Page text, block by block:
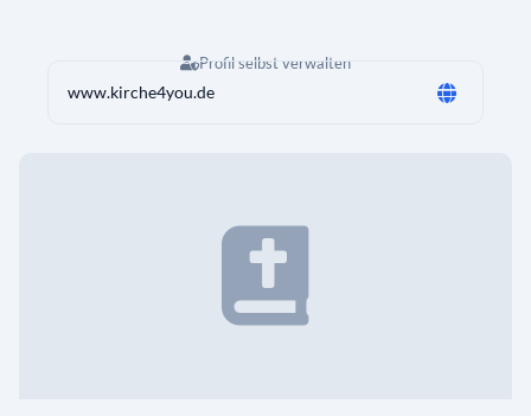
Profil selbst verwalten
www.kirche4you.de